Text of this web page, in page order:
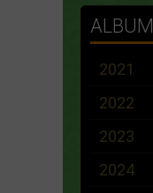
2021
2022
2023
2024